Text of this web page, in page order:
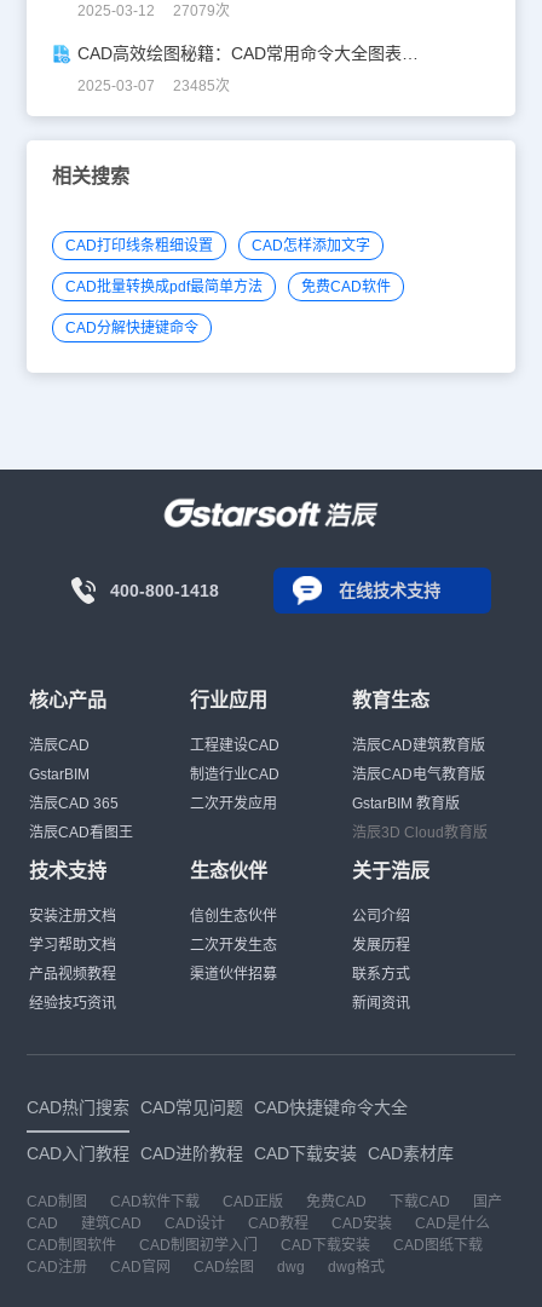
2025-03-12 27079次
2025-03-07 23485次
相关搜索
CAD打印线条粗细设置 CAD怎样添加文字
CAD批量转换成pdf最简单方法 免费CAD软件
CAD分解快捷键命令
400-800-1418 在线技术支持
核心产品
浩辰CAD
GstarBIM
浩辰CAD 365
浩辰CAD看图王
行业应用
工程建设CAD
制造行业CAD
二次开发应用
教育生态
浩辰CAD建筑教育版
浩辰CAD电气教育版
GstarBIM 教育版
浩辰3D Cloud教育版
技术支持
安装注册文档
学习帮助文档
产品视频教程
经验技巧资讯
生态伙伴
信创生态伙伴
二次开发生态
渠道伙伴招募
关于浩辰
公司介绍
发展历程
联系方式
新闻资讯
CAD热门搜索 CAD常见问题 CAD快捷键命令大全
CAD入门教程 CAD进阶教程 CAD下载安装 CAD素材库
CAD制图 CAD软件下载 CAD正版 免费CAD 下载CAD
国产
CAD
建筑CAD CAD设计 CAD教程 CAD安装
CAD是什么
CAD制图软件
CAD制图初学入门 CAD下载安装
CAD图纸下载
CAD注册
CAD官网 CAD绘图 dwg dwg格式